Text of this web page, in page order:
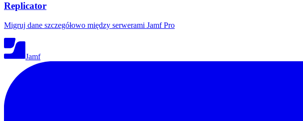
Replicator
Migruj dane szczegółowo między serwerami Jamf Pro
Jamf